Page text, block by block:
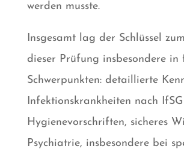
werden musste.
Insgesamt lag der Schlüssel
dieser Prüfung insbesondere in
Schwerpunkten: detaillierte
Infektionskrankheiten nach
Hygienevorschriften, sicheres
Psychiatrie, insbesondere bei